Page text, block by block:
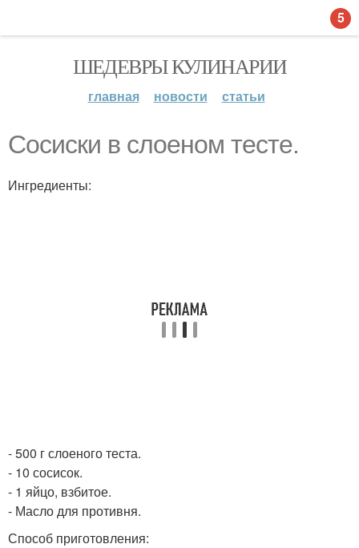
ШЕДЕВРЫ КУЛИНАРИИ
главная новости статьи
Сосиски в слоеном тесте.
Ингредиенты:
- 500 г слоеного теста.
- 10 сосисок.
- 1 яйцо, взбитое.
- Масло для противня.
Способ приготовления:
5